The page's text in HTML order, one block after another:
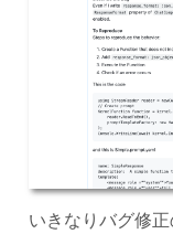
いきなりバグ修